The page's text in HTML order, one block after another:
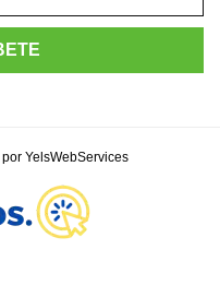
YelsWebServices